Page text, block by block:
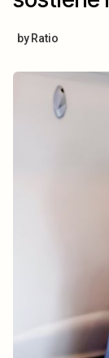
by Ratio